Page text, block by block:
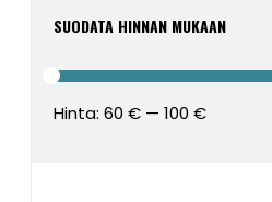
SUODATA HINNAN MUKAAN
Hinta:60 € —100 €